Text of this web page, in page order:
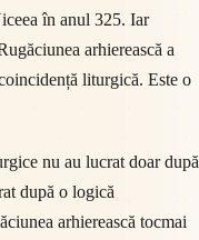
în anul 325. Iar
arhierească a
liturgică. Este o
nu au lucrat doar după
după o logică
arhierească tocmai